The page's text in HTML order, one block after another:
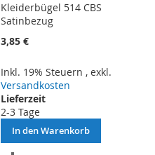
Kleiderbügel 514 CBS
Satinbezug
3,85 €
Inkl. 19% Steuern ,exkl.
Versandkosten
Lieferzeit
2-3 Tage
In den Warenkorb